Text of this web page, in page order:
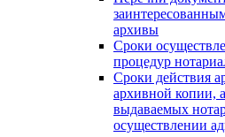
архивы
Сроки
процедур
Сроки действия
архивной копии,
выдаваемых
осуществлении